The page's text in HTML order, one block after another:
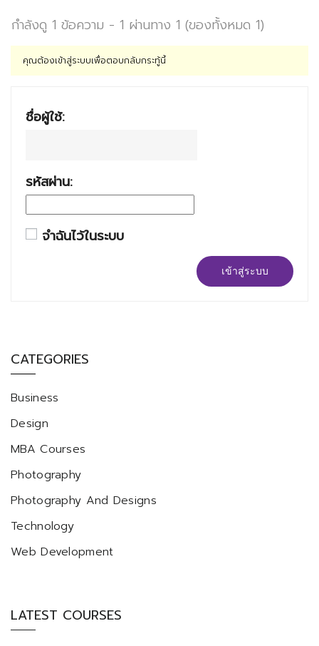
กำลังดู 1 ข้อความ - 1 ผ่านทาง 1 (ของทั้งหมด 1)
คุณต้องเข้าสู่ระบบเพื่อตอบกลับกระทู้นี้
ชื่อผู้ใช้:
รหัสผ่าน:
จำฉันไว้ในระบบ
เข้าสู่ระบบ
CATEGORIES
Business
Design
MBA Courses
Photography
Photography And Designs
Technology
Web Development
LATEST COURSES